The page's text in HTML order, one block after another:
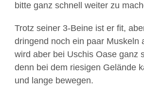
bitte ganz schnell weiter zu
Trotz seiner 3-Beine ist er fit,
dringend noch ein paar Muskeln
wird aber bei Uschis Oase ganz
denn bei dem riesigen Gelände
und lange bewegen.